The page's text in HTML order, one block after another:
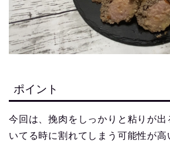
ポイント
今回は、挽肉をしっかりと粘りが出
いてる時に割れてしまう可能性が高